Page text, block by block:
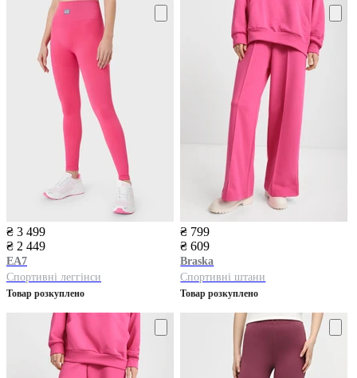
₴ 3 499
₴ 2 449
EA7
Спортивні леггінси
Товар розкуплено
₴ 799
₴ 609
Braska
Спортивні штани
Товар розкуплено